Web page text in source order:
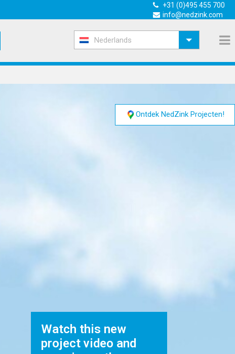
+31 (0)495 455 700
info@nedzink.com
Nederlands
Watch this new
project video and
Ontdek NedZink Projecten!